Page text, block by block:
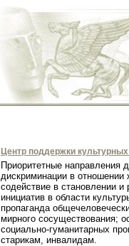
Центр поддержки
Приоритетные направления
дискриминации в отношении
содействие в становлении и
инициатив в области
пропаганда
мирного сосуществования;
социально-гуманитарных
старикам, инвалидам.